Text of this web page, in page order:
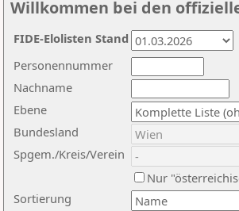
Willkommen bei den
Nachname
Ebene
Sortierung
Personennummer
Bundesland
Spgem./Kreis/Verein
Nur
FIDE-Elolisten Stand